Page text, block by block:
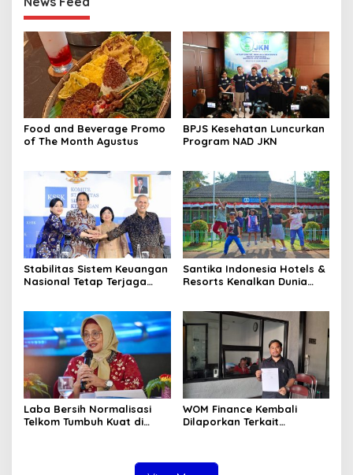
Food and Beverage Promo
of The Month Agustus
BPJS Kesehatan Luncurkan
Program NAD JKN
Stabilitas Sistem Keuangan
Nasional Tetap Terjaga
Antrarototitas
Santika Indonesia Hotels &
Resorts Kenalkan Dunia
Villages di Indonesia
Laba Bersih Normalisasi
Telkom Tumbuh Kuat di
WOM Finance Kembali
Dilaporkan Terkait
Nasabah